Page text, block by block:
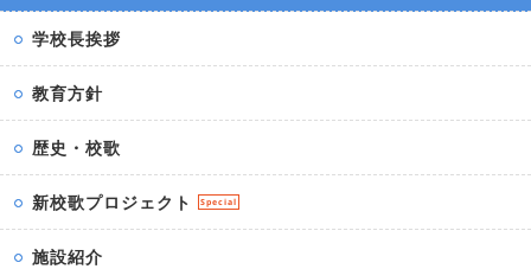
学校長挨拶
教育方針
歴史・校歌
新校歌プロジェクト Special
施設紹介